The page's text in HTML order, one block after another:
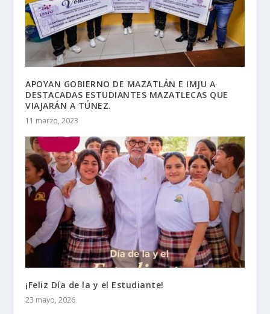
APOYAN GOBIERNO DE MAZATLÁN E IMJU A
DESTACADAS ESTUDIANTES MAZATLECAS QUE
VIAJARÁN A TÚNEZ.
11 marzo, 2023
¡Feliz Día de la y el Estudiante!
23 mayo, 2026